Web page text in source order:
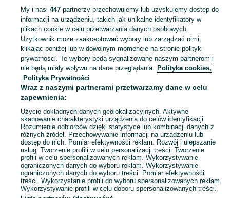
KATEGORIA
Zobacz
Mapa kategorii
Mapa miejscowości
Mapa ministron
Popularne wyszukiwania
My i nasi 447partnerzy przechowujemy lub uzyskujemy dostęp do
informacji na urządzeniu, takich jak unikalne identyfikatory w
plikach cookie w celu przetwarzania danych osobowych.
Użytkownik może zaakceptować wybory lub zarządzać nimi,
klikając poniżej lub w dowolnym momencie na stronie polityki
prywatności. Te wybory będą sygnalizowane naszym partnerom i
nie będą miały wpływu na dane przeglądania. Polityka cookies,
Polityka Prywatności
Wraz z naszymi partnerami przetwarzamy dane w celu
zapewnienia:
Użycie dokładnych danych geolokalizacyjnych. Aktywne
skanowanie charakterystyki urządzenia do celów identyfikacji.
Rozumienie odbiorców dzięki statystyce lub kombinacji danych z
różnych źródeł. Przechowywanie informacji na urządzeniu lub
dostęp do nich. Pomiar efektywności reklam. Rozwój i ulepszanie
usług. Tworzenie profili w celu personalizacji treści. Tworzenie
profili w celu spersonalizowanych reklam. Wykorzystywanie
ograniczonych danych do wyboru reklam. Wykorzystywanie
ograniczonych danych do wyboru treści. Pomiar efektywności
treści. Wykorzystanie profili do wyboru spersonalizowanych reklam.
Wykorzystywanie profili w celu doboru spersonalizowanych treści.